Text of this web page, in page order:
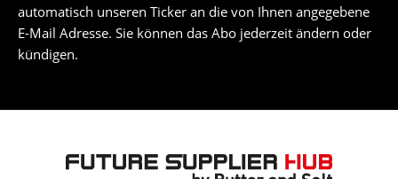
automatisch unseren Ticker an die von Ihnen angegebene
E-Mail Adresse. Sie können das Abo jederzeit ändern oder
kündigen.